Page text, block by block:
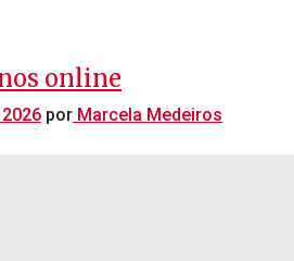
online
por Marcela Medeiros